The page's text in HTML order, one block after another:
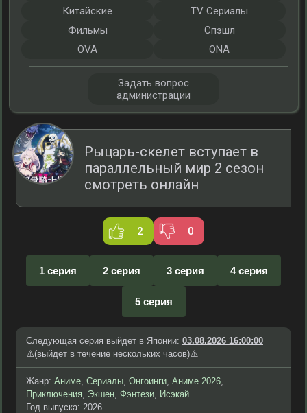
Рыцарь-скелет вступает в
параллельный мир 2 сезон
смотреть онлайн
2 0
1 серия 2 серия 3 серия 4 серия
5 серия
Следующая серия выйдет в Японии: 03.08.2026 16:00:00
⚠️(выйдет в течение нескольких часов)⚠️
Жанр: Аниме, Сериалы, Онгоинги, Аниме 2026,
Приключения, Экшен, Фэнтези, Исэкай
Год выпуска: 2026
Китайские
TV Сериалы
Фильмы
Спэшл
OVA
ONA
Задать вопрос
администрации